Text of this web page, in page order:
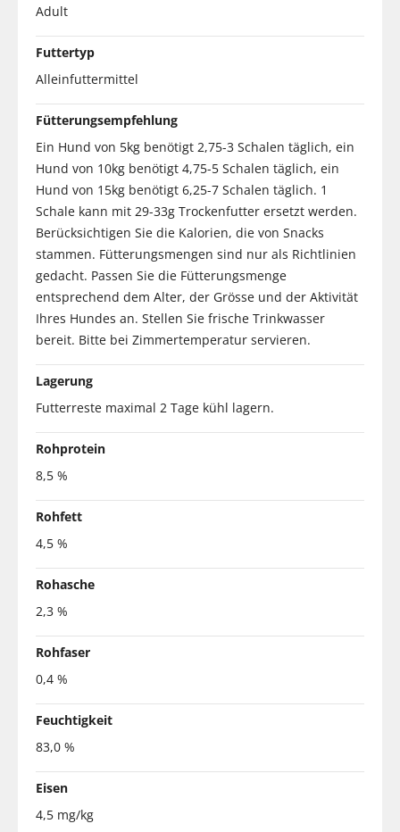
Adult
Futtertyp
Alleinfuttermittel
Fütterungsempfehlung
Ein Hund von 5kg benötigt 2,75-3 Schalen täglich, ein
Hund von 10kg benötigt 4,75-5 Schalen täglich, ein
Hund von 15kg benötigt 6,25-7 Schalen täglich. 1
Schale kann mit 29-33g Trockenfutter ersetzt werden.
Berücksichtigen Sie die Kalorien, die von Snacks
stammen. Fütterungsmengen sind nur als Richtlinien
gedacht. Passen Sie die Fütterungsmenge
entsprechend dem Alter, der Grösse und der Aktivität
Ihres Hundes an. Stellen Sie frische Trinkwasser
bereit. Bitte bei Zimmertemperatur servieren.
Lagerung
Futterreste maximal 2 Tage kühl lagern.
Rohprotein
8,5 %
Rohfett
4,5 %
Rohasche
2,3 %
Rohfaser
0,4 %
Feuchtigkeit
83,0 %
Eisen
4,5 mg/kg